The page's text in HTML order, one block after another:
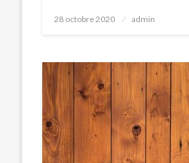
Posted
28 octobre 2020 admin